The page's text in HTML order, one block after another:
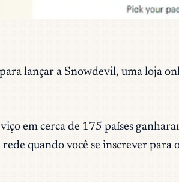
lançar a Snowdevil, uma loja
em cerca de 175 países
quando você se inscrever para